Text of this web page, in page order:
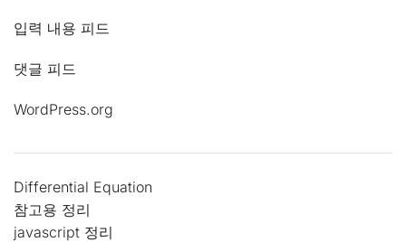
입력 내용 피드
댓글 피드
WordPress.org
Differential Equation
참고용 정리
javascript 정리